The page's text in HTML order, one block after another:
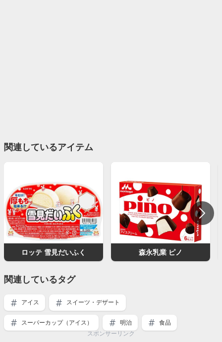
関連しているアイテム
ロッテ 雪見だいふく ‎森永乳業 ピノ
関連しているタグ
アイス スイーツ・デザート
スーパーカップ（アイス） 明治
食品
スポンサーリンク